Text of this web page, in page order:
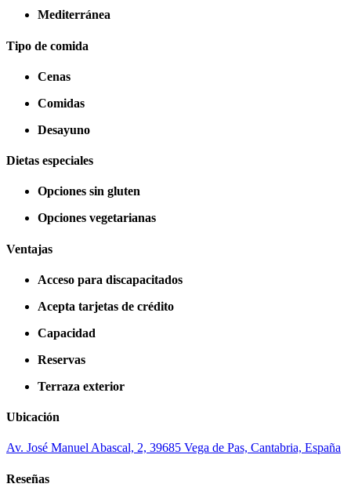
Mediterránea
Tipo de comida
Cenas
Comidas
Desayuno
Dietas especiales
Opciones sin gluten
Opciones vegetarianas
Ventajas
Acceso para discapacitados
Acepta tarjetas de crédito
Capacidad
Reservas
Terraza exterior
Ubicación
Av. José Manuel Abascal, 2, 39685 Vega de Pas, Cantabria, España
Reseñas